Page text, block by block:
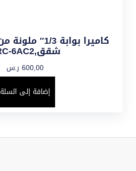
شقق,DRC-6AC2
600,00 ر.س
إضافة إلى السلة